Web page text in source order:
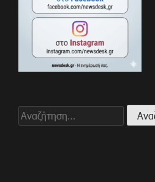
Αναζήτηση
για: